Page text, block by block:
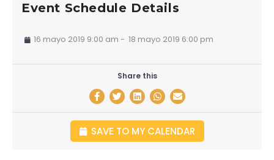
Event Schedule Details
16 mayo 2019 9:00 am - 18 mayo 2019 6:00 pm
Share this
SAVE TO MY CALENDAR